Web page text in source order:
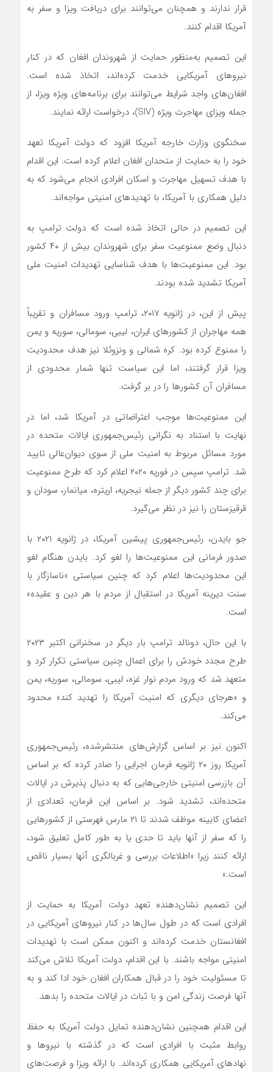
قرار ندارند و همچنان می‌توانند برای دریافت ویزا و سفر به
آمریکا اقدام کنند.
این تصمیم به‌منظور حمایت از شهروندان افغان که در کنار
نیروهای آمریکایی خدمت کرده‌اند، اتخاذ شده است.
افغان‌های واجد شرایط می‌توانند برای برنامه‌های ویژه ویزا، از
جمله ویزای مهاجرت ویژه (SIV)، درخواست ارائه نمایند.
سخنگوی وزارت خارجه آمریکا افزود که دولت آمریکا تعهد
خود را به حمایت از متحدان افغان اعلام کرده است. این اقدام
با هدف تسهیل مهاجرت و اسکان افرادی انجام می‌شود که به
دلیل همکاری با آمریکا، با تهدیدهای امنیتی مواجه‌اند.
این تصمیم در حالی اتخاذ شده است که دولت ترامپ به
دنبال وضع ممنوعیت سفر برای شهروندان بیش از ۴۰ کشور
بود. این ممنوعیت‌ها با هدف شناسایی تهدیدات امنیت ملی
آمریکا تشدید شده بودند.
پیش از این، در ژانویه ۲۰۱۷، ترامپ ورود مسافران و تقریباً
همه مهاجران از کشورهای ایران، لیبی، سومالی، سوریه و یمن
را ممنوع کرده بود. کره شمالی و ونزوئلا نیز هدف محدودیت
ویزا قرار گرفتند، اما این سیاست تنها شمار محدودی از
مسافران آن کشورها را در بر گرفت.
این ممنوعیت‌ها موجب اعتراضاتی در آمریکا شد، اما در
نهایت با استناد به نگرانی رئیس‌جمهوری ایالات متحده در
مورد مسائل مربوط به امنیت ملی از سوی دیوان‌عالی تایید
شد. ترامپ سپس در فوریه ۲۰۲۰ اعلام کرد که طرح ممنوعیت
برای چند کشور دیگر از جمله نیجریه، اریتره، میانمار، سودان و
قرقیزستان را نیز در نظر می‌گیرد.
جو بایدن، رئیس‌جمهوری پیشین آمریکا، در ژانویه ۲۰۲۱ با
صدور فرمانی این ممنوعیت‌ها را لغو کرد. بایدن هنگام لغو
این محدودیت‌ها اعلام کرد که چنین سیاستی «ناسازگار با
سنت دیرینه آمریکا در استقبال از مردم با هر دین و عقیده»
است.
با این حال، دونالد ترامپ بار دیگر در سخنرانی اکتبر ۲۰۲۳
طرح مجدد خودش را برای اعمال چنین سیاستی تکرار کرد و
متعهد شد که ورود مردم نوار غزه، لیبی، سومالی، سوریه، یمن
و «هرجای دیگری که امنیت آمریکا را تهدید کند» محدود
می‌کند.
اکنون نیز بر اساس گزارش‌های منتشرشده، رئیس‌جمهوری
آمریکا روز ۲۰ ژانویه فرمان اجرایی را صادر کرده که بر اساس
آن بازرسی امنیتی خارجی‌هایی که به دنبال پذیرش در ایالات
متحده‌اند، تشدید شود. بر اساس این فرمان، تعدادی از
اعضای کابینه موظف شدند تا ۲۱ مارس فهرستی از کشورهایی
را که سفر از آنها باید تا حدی یا به طور کامل تعلیق شود،
ارائه کنند زیرا «اطلاعات بررسی و غربالگری آنها بسیار ناقص
است.»
این تصمیم نشان‌دهنده تعهد دولت آمریکا به حمایت از
افرادی است که در طول سال‌ها در کنار نیروهای آمریکایی در
افغانستان خدمت کرده‌اند و اکنون ممکن است با تهدیدات
امنیتی مواجه باشند. با این اقدام، دولت آمریکا تلاش می‌کند
تا مسئولیت خود را در قبال همکاران افغان خود ادا کند و به
آنها فرصت زندگی امن و با ثبات در ایالات متحده را بدهد.
این اقدام همچنین نشان‌دهنده تمایل دولت آمریکا به حفظ
روابط مثبت با افرادی است که در گذشته با نیروها و
نهادهای آمریکایی همکاری کرده‌اند. با ارائه ویزا و فرصت‌های